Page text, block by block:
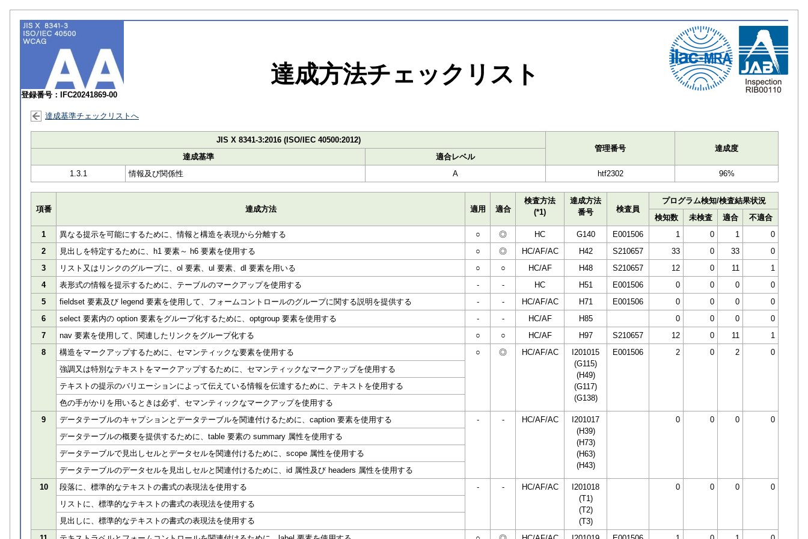
登録番号：IFC20241869-00
達成方法チェックリスト
達成基準チェックリストへ
JIS X 8341-3:2016 (ISO/IEC 40500:2012)
管理番号
達成度
達成基準
適合レベル
1.3.1
情報及び関係性 A htf2302 96%
項番 達成方法 適用 適合
検査方法
(*1)
達成方法
番号
検査員
プログラム検知/検査結果状況
検知数
未検査 適合
不適合
1
異なる提示を可能にするために、情報と構造を表現から分離する ○ ◎ HC G140 E001506 1 0 1
0
2
見出しを特定するために、h1 要素～ h6 要素を使用する ○ ◎ HC/AF/AC H42 S210657 33 0 33
0
3
リスト又はリンクのグループに、ol 要素、ul 要素、dl 要素を用いる ○ ○ HC/AF H48 S210657 12 0 11
1
4
表形式の情報を提示するために、テーブルのマークアップを使用する - - HC H51 E001506 0 0 0
0
5
fieldset 要素及び legend 要素を使用して、フォームコントロールのグループに関する説明を提供する - - HC/AF/AC H71 E001506 0 0 0
0
6
select 要素内の option 要素をグループ化するために、optgroup 要素を使用する - - HC/AF H85 0 0 0
0
7
nav 要素を使用して、関連したリンクをグループ化する ○ ○ HC/AF H97 S210657 12 0 11
1
8
構造をマークアップするために、セマンティックな要素を使用する ○ ◎ HC/AF/AC
I201015
(G115)
(H49)
(G117)
(G138)
E001506 2 0 2
0
強調又は特別なテキストをマークアップするために、セマンティックなマークアップを使用する
テキストの提示のバリエーションによって伝えている情報を伝達するために、テキストを使用する
色の手がかりを用いるときは必ず、セマンティックなマークアップを使用する
9
データテーブルのキャプションとデータテーブルを関連付けるために、caption 要素を使用する - - HC/AF/AC
I201017
(H39)
(H73)
(H63)
(H43)
0 0 0
0
データテーブルの概要を提供するために、table 要素の summary 属性を使用する
データテーブルで見出しセルとデータセルを関連付けるために、scope 属性を使用する
データテーブルのデータセルを見出しセルと関連付けるために、id 属性及び headers 属性を使用する
10
段落に、標準的なテキストの書式の表現法を使用する - - HC/AF/AC
I201018
(T1)
(T2)
(T3)
0 0 0
0
リストに、標準的なテキストの書式の表現法を使用する
見出しに、標準的なテキストの書式の表現法を使用する